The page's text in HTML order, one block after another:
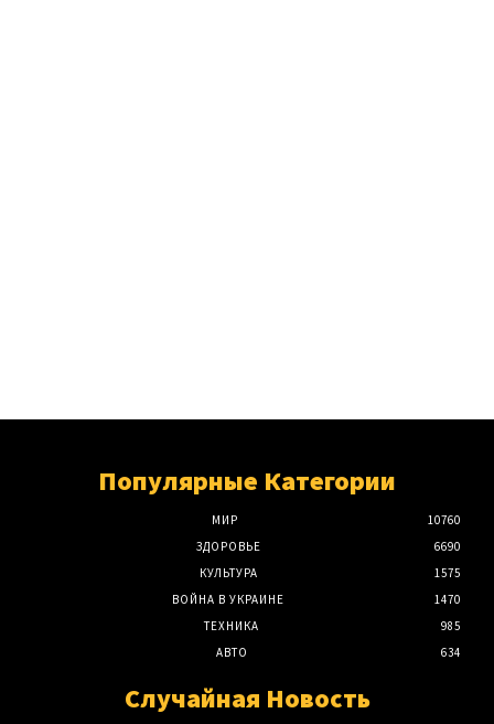
Популярные Категории
МИР
10760
ЗДОРОВЬЕ
6690
КУЛЬТУРА
1575
ВОЙНА В УКРАИНЕ
1470
ТЕХНИКА
985
АВТО
634
Случайная Новость